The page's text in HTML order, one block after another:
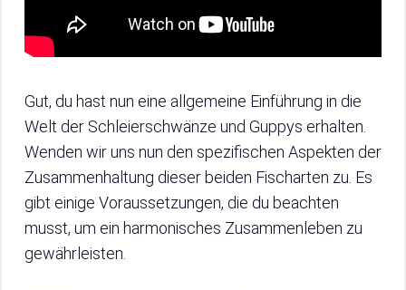
Gut, du hast nun eine allgemeine Einführung in die
Welt der Schleierschwänze und Guppys erhalten.
Wenden wir uns nun den spezifischen Aspekten der
Zusammenhaltung dieser beiden Fischarten zu. Es
gibt einige Voraussetzungen, die du beachten
musst, um ein harmonisches Zusammenleben zu
gewährleisten.